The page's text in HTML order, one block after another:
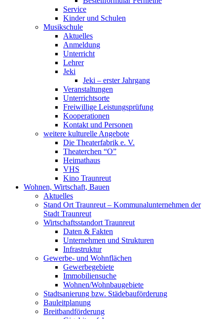
Service
Kinder und Schulen
Musikschule
Aktuelles
Anmeldung
Unterricht
Lehrer
Jeki
Jeki – erster Jahrgang
Veranstaltungen
Unterrichtsorte
Freiwillige Leistungsprüfung
Kooperationen
Kontakt und Personen
weitere kulturelle Angebote
Die Theaterfabrik e. V.
Theaterchen “O”
Heimathaus
VHS
Kino Traunreut
Wohnen, Wirtschaft, Bauen
Aktuelles
Stand Ort Traunreut – Kommunalunternehmen der
Stadt Traunreut
Wirtschaftsstandort Traunreut
Daten & Fakten
Unternehmen und Strukturen
Infrastruktur
Gewerbe- und Wohnflächen
Gewerbegebiete
Immobiliensuche
Wohnen/Wohnbaugebiete
Stadtsanierung bzw. Städebauförderung
Bauleitplanung
Breitbandförderung